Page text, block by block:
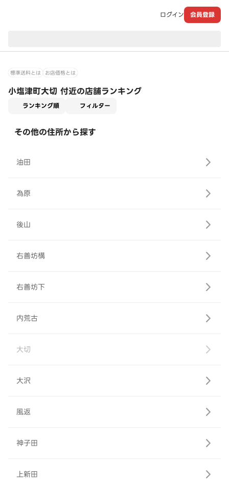
ログイン 会員登録
標準送料とは お店価格とは
小塩津町大切 付近の店舗ランキング
ランキング順 フィルター
その他の住所から探す
油田
為原
後山
右善坊構
右善坊下
内荒古
大切
大沢
風返
神子田
上新田